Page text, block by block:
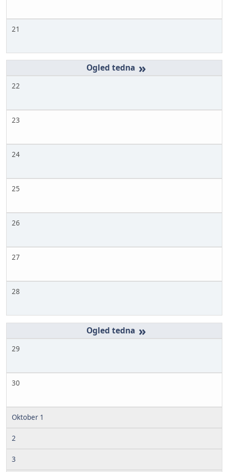
21
»
22
23
24
25
26
27
28
»
29
30
Oktober 1
2
3